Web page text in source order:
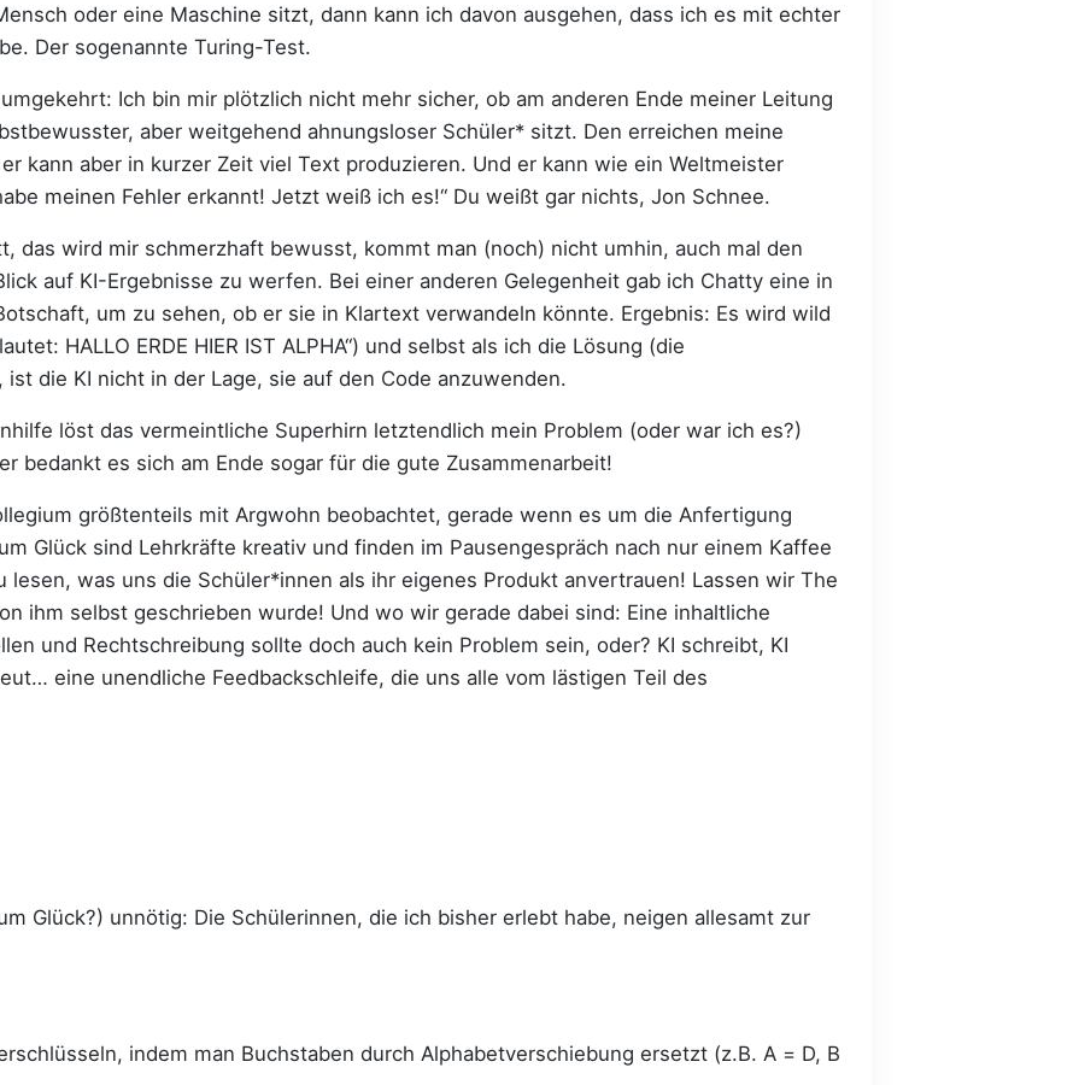
oder eine Maschine sitzt, dann kann ich davon ausgehen, dass ich es mit echter
Der sogenannte Turing-Test.
Ich bin mir plötzlich nicht mehr sicher, ob am anderen Ende meiner Leitung
aber weitgehend ahnungsloser Schüler* sitzt. Den erreichen meine
kann aber in kurzer Zeit viel Text produzieren. Und er kann wie ein Weltmeister
meinen Fehler erkannt! Jetzt weiß ich es!“ Du weißt gar nichts, Jon Schnee.
das wird mir schmerzhaft bewusst, kommt man (noch) nicht umhin, auch mal den
auf KI-Ergebnisse zu werfen. Bei einer anderen Gelegenheit gab ich Chatty eine in
um zu sehen, ob er sie in Klartext verwandeln könnte. Ergebnis: Es wird wild
HALLO ERDE HIER IST ALPHA“) und selbst als ich die Lösung (die
die KI nicht in der Lage, sie auf den Code anzuwenden.
löst das vermeintliche Superhirn letztendlich mein Problem (oder war ich es?)
bedankt es sich am Ende sogar für die gute Zusammenarbeit!
größtenteils mit Argwohn beobachtet, gerade wenn es um die Anfertigung
Glück sind Lehrkräfte kreativ und finden im Pausengespräch nach nur einem Kaffee
lesen, was uns die Schüler*innen als ihr eigenes Produkt anvertrauen! Lassen wir The
ihm selbst geschrieben wurde! Und wo wir gerade dabei sind: Eine inhaltliche
und Rechtschreibung sollte doch auch kein Problem sein, oder? KI schreibt, KI
eine unendliche Feedbackschleife, die uns alle vom lästigen Teil des
Glück?) unnötig: Die Schülerinnen, die ich bisher erlebt habe, neigen allesamt zur
indem man Buchstaben durch Alphabetverschiebung ersetzt (z.B. A = D, B